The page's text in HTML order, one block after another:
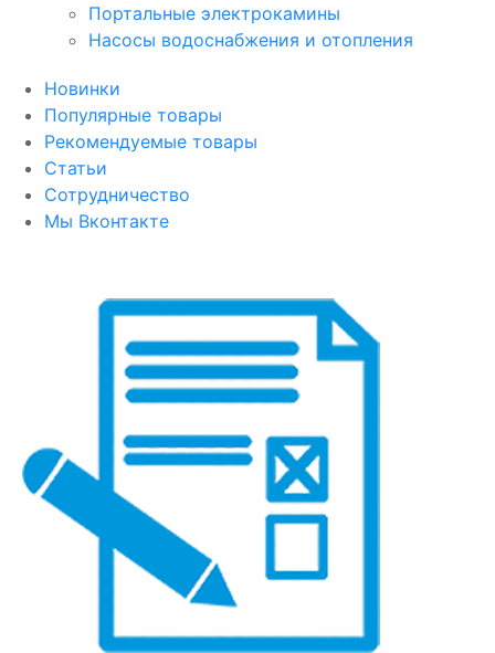
Портальные электрокамины
Насосы водоснабжения и отопления
Новинки
Популярные товары
Рекомендуемые товары
Статьи
Сотрудничество
Мы Вконтакте